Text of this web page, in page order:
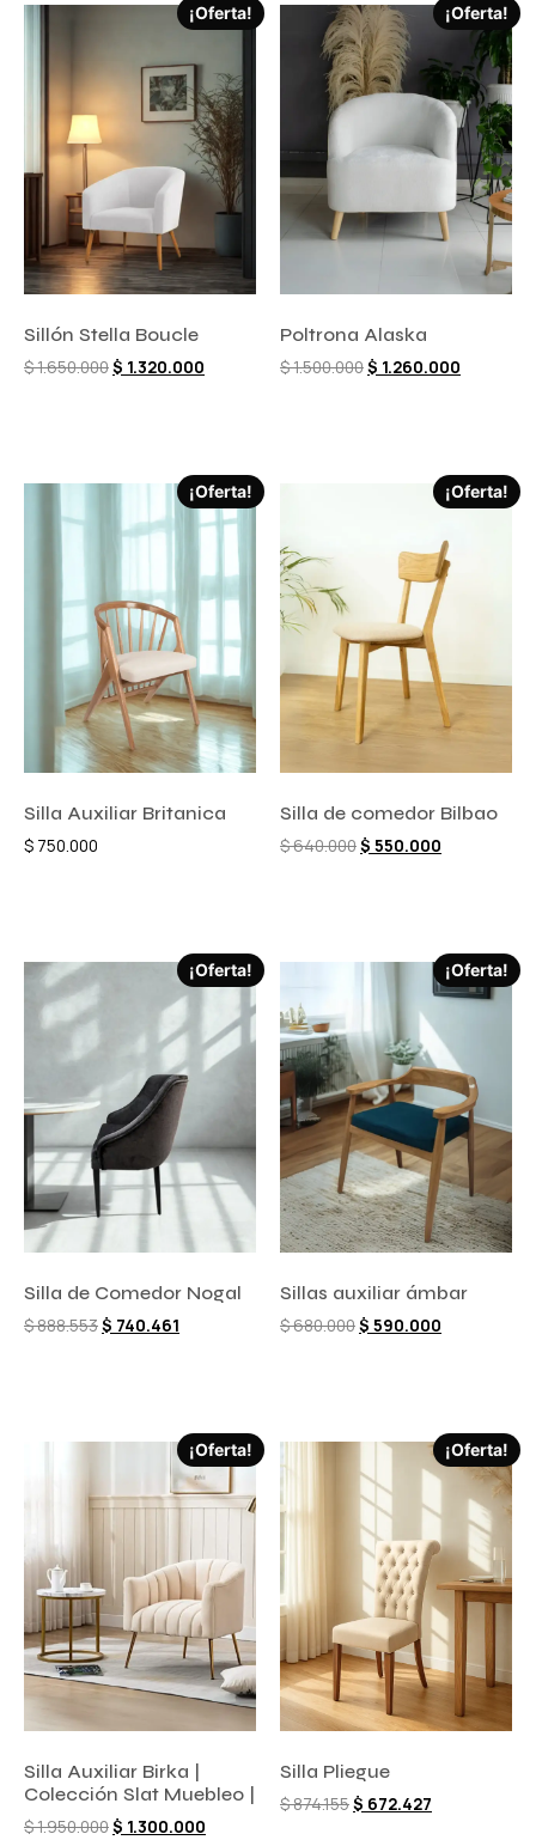
¡Oferta!
Sillón Stella Boucle
$1.650.000$ 1.320.000
¡Oferta!
Poltrona Alaska
$1.500.000$ 1.260.000
¡Oferta!
Silla Auxiliar Britanica
$ 750.000
¡Oferta!
Silla de comedor Bilbao
$640.000$ 550.000
¡Oferta!
Silla de Comedor Nogal
$888.553$ 740.461
¡Oferta!
Sillas auxiliar ámbar
$680.000$ 590.000
¡Oferta!
Silla Auxiliar Birka |
Colección Slat Muebleo |
$1.950.000$ 1.300.000
¡Oferta!
Silla Pliegue
$874.155$ 672.427